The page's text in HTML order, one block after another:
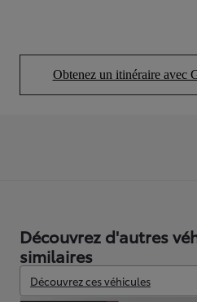
Obtenez un itinéraire avec
Découvrez d'autres
similaires
Découvrez ces véhicules